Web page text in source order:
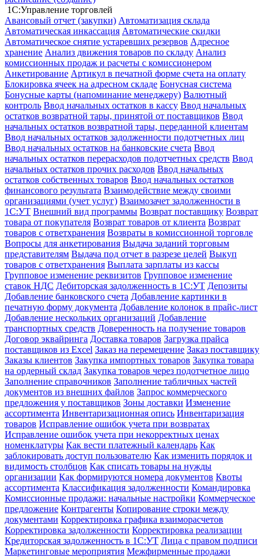
1С:Управление торговлей
Авансовый отчет (закупки) Автоматизация склада
Автоматическая инкассация Автоматические скидки
Автоматическое снятие устаревших резервов Адресное
хранение Анализ движения товаров по складу Анализ
комиссионных продаж и расчеты с комиссионером
Анкетирование Артикул в печатной форме счета на оплату
Блокировка ячеек на адресном складе Бонусная система
Бонусные карты (напоминание менеджеру) Валютный
контроль Ввод начальных остатков в кассу Ввод начальных
остатков возвратной тары, принятой от поставщиков Ввод
начальных остатков возвратной тары, переданной клиентам
Ввод начальных остатков задолженности подотчетных лиц
Ввод начальных остатков на банковские счета Ввод
начальных остатков перерасходов подотчетных средств Ввод
начальных остатков прочих расходов Ввод начальных
остатков собственных товаров Ввод начальных остатков
финансового результата Взаимодействие между своими
организациями (учет услуг) Взаимозачет задолженности в
1С:УТ Внешний вид программы Возврат поставщику Возврат
товара от покупателя Возврат товаров от клиента Возврат
товаров с ответхранения Возвраты в комиссионной торговле
Вопросы для анкетирования Выдача заданий торговым
представителям Выдача под отчет в разрезе целей Выкуп
товаров с ответхранения Выплата зарплаты из кассы
Групповое изменение реквизитов Групповое изменение
ставок НДС Дебиторская задолженность в 1С:УТ Депозиты
Добавление банковского счета Добавление картинки в
печатную форму документа Добавление колонок в прайс-лист
Добавление нескольких организаций Добавление
транспортных средств Доверенность на получение товаров
Договор эквайринга Доставка товаров Загрузка прайса
поставщиков из Excel Заказ на перемещение Заказ поставщику
Заказы клиентов Закупка импортных товаров Закупка товара
на ордерный склад Закупка товаров через подотчетное лицо
Заполнение справочников Заполнение табличных частей
документов из внешних файлов Запрос коммерческого
предложения у поставщиков Зоны доставки Изменение
ассортимента Инвентаризационная опись Инвентаризация
товаров Исправление ошибок учета при возвратах
Исправление ошибок учета при некорректных ценах
номенклатуры Как вести платежный календарь Как
заблокировать доступ пользователю Как изменить порядок и
видимость столбцов Как списать товары на нужды
организации Как формируются номера документов Квоты
ассортимента Классификация задолженности Командировка
Комиссионные продажи: начальные настройки Коммерческое
предложение Контрагенты Копирование строки между
документами Корректировка графика взаиморасчетов
Корректировка задолженности Корректировка реализации
Кредиторская задолженность в 1С:УТ Лица с правом подписи
Маркетинговые мероприятия Межфирменные продажи